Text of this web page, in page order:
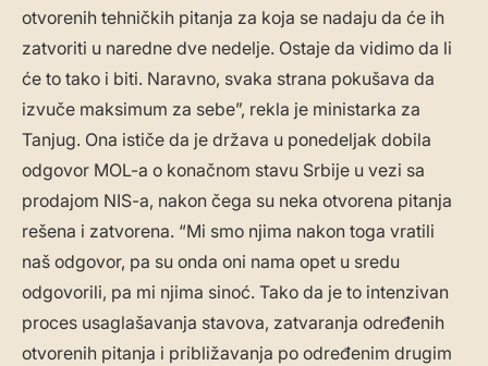
otvorenih tehničkih pitanja za koja se nadaju da će ih
zatvoriti u naredne dve nedelje. Ostaje da vidimo da li
će to tako i biti. Naravno, svaka strana pokušava da
izvuče maksimum za sebe”, rekla je ministarka za
Tanjug. Ona ističe da je država u ponedeljak dobila
odgovor MOL-a o konačnom stavu Srbije u vezi sa
prodajom NIS-a, nakon čega su neka otvorena pitanja
rešena i zatvorena. “Mi smo njima nakon toga vratili
naš odgovor, pa su onda oni nama opet u sredu
odgovorili, pa mi njima sinoć. Tako da je to intenzivan
proces usaglašavanja stavova, zatvaranja određenih
otvorenih pitanja i približavanja po određenim drugim